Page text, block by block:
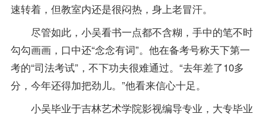
速转着，但教室内还是很闷热，身上老冒汗。
尽管如此，小吴看书一点都不含糊，手中的笔不时
勾勾画画，口中还“念念有词”。他在备考号称天下第一
考的“司法考试”，不下功夫很难通过。“去年差了10多
分，今年还得加把劲儿。”他看来信心十足。
小吴毕业于吉林艺术学院影视编导专业，大专毕业